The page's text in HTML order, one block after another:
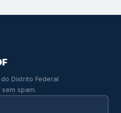
Distrito Federal
spam.